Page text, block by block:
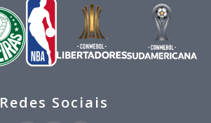
Redes Sociais